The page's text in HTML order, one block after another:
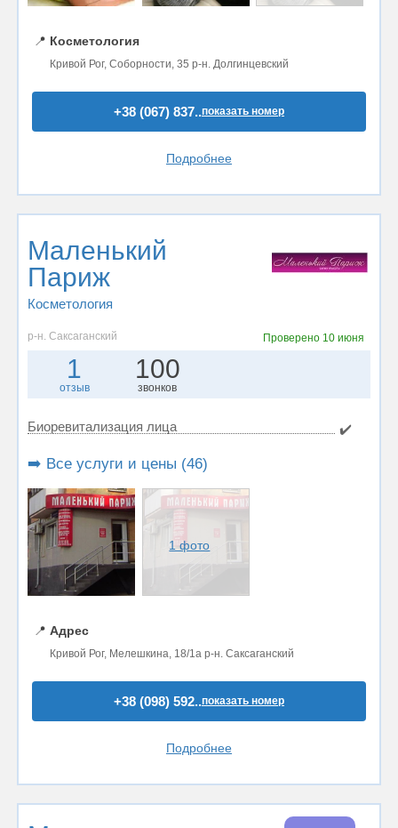
📍 Косметология
Кривой Рог, Соборности, 35 р-н. Долгинцевский
+38 (067) 837..показать номер
Подробнее
Маленький
Париж
Косметология
р-н. Саксаганский Проверено 10 июня
1
отзыв
100
звонков
Биоревитализация лица ✔️
➡️ Все услуги и цены (46)
1 фото
📍 Адрес
Кривой Рог, Мелешкина, 18/1а р-н. Саксаганский
+38 (098) 592..показать номер
Подробнее